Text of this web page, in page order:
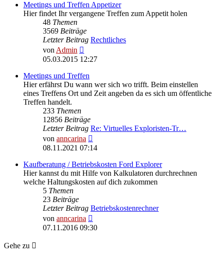
Meetings und Treffen Appetizer
Hier findet Ihr vergangene Treffen zum Appetit holen
48 Themen
3569 Beiträge
Letzter Beitrag Rechtliches
von Admin
Beitrag
05.03.2015 12:27
Meetings und Treffen
Hier erfährst Du wann wer sich wo trifft. Beim einstellen
eines Treffens Ort und Zeit angeben da es sich um öffentliche
Treffen handelt.
233 Themen
12856 Beiträge
Letzter Beitrag Re: Virtuelles Exploristen-Tr…
von anncarina
Beitrag
08.11.2021 07:14
Kaufberatung / Betriebskosten Ford Explorer
Hier kannst du mit Hilfe von Kalkulatoren durchrechnen
welche Haltungskosten auf dich zukommen
5 Themen
23 Beiträge
Letzter Beitrag Betriebskostenrechner
von anncarina
Beitrag
07.11.2016 09:30
Gehe zu